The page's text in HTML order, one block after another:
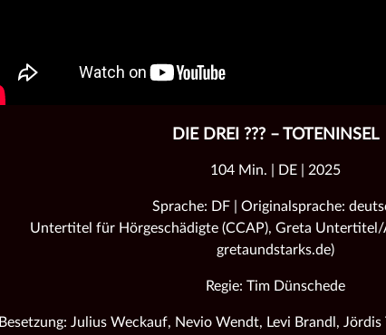
DIE DREI ??? – TOTENINSEL
104 Min. | DE | 2025
Sprache: DF | Originalsprache:
Untertitel für Hörgeschädigte (CCAP), Greta
gretaundstarks.de)
Regie: Tim Dünschede
Besetzung: Julius Weckauf, Nevio Wendt, Levi Brandl,